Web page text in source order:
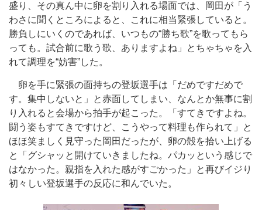
盛り、その真ん中に卵を割り入れる場面では、岡田が「う
わさに聞くところによると、これに相当緊張していると。
勝負しにいくのであれば、いつもの“勝ち歌”を歌ってもら
っても。試合前に歌う歌、ありますよね」とちゃちゃを入
れて調理を“妨害”した。
卵を手に緊張の面持ちの登坂選手は「だめですだめで
す。集中しないと」と赤面してしまい、なんとか無事に割
り入れると会場から拍手が起こった。「すてきですよね。
闘う姿もすてきですけど、こうやって料理も作られて」と
ほほ笑ましく見守った岡田だったが、卵の殻を拾い上げる
と「グシャッと開けていきましたね。パカッという感じで
はなかった。親指を入れた感がすごかった」と再びイジり
初々しい登坂選手の反応に和んでいた。